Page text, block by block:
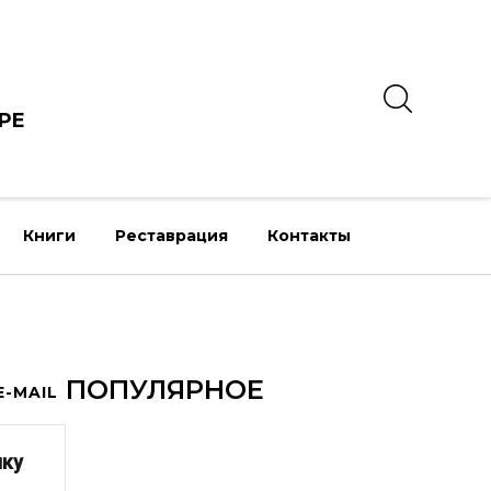
Книги Реставрация Контакты
ПОПУЛЯРНОЕ